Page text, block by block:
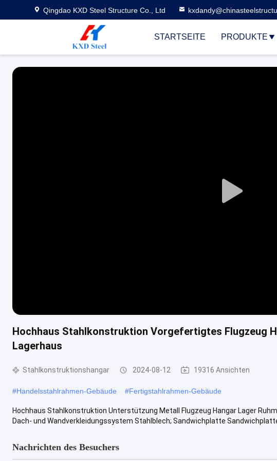
Qingdao KXD Steel Structure Co., Ltd
STARTSEITE PRODUKTE
Play
Hochhaus Stahlkonstruktion Vorgefertigtes Flugzeug
Lagerhaus
Stahlkonstruktionshangar 2024-08-12 19316 Ansichten
#Handelsstahlrahmen-Gebäude #Fertigstahlrahmen-Gebäude
Hochhaus Stahlkonstruktion Unterstützung Metall Flugzeug Hangar Lager
Dach- und Wandverkleidungssystem Stahlblech; Sandwichplatte
Nachrichten des Besuchers